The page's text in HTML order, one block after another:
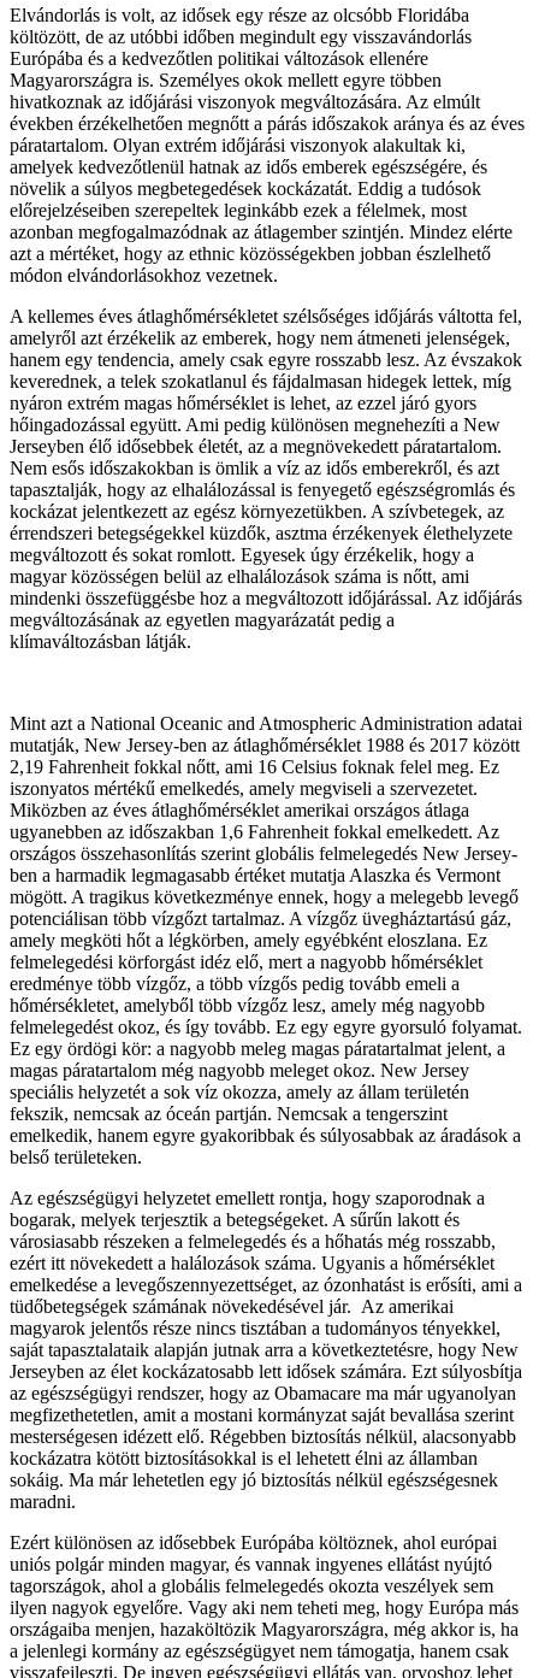
Elvándorlás is volt, az idősek egy része az olcsóbb Floridába
költözött, de az utóbbi időben megindult egy visszavándorlás
Európába és a kedvezőtlen politikai változások ellenére
Magyarországra is. Személyes okok mellett egyre többen
hivatkoznak az időjárási viszonyok megváltozására. Az elmúlt
években érzékelhetően megnőtt a párás időszakok aránya és az éves
páratartalom. Olyan extrém időjárási viszonyok alakultak ki,
amelyek kedvezőtlenül hatnak az idős emberek egészségére, és
növelik a súlyos megbetegedések kockázatát. Eddig a tudósok
előrejelzéseiben szerepeltek leginkább ezek a félelmek, most
azonban megfogalmazódnak az átlagember szintjén. Mindez elérte
azt a mértéket, hogy az ethnic közösségekben jobban észlelhető
módon elvándorlásokhoz vezetnek.
A kellemes éves átlaghőmérsékletet szélsőséges időjárás váltotta fel,
amelyről azt érzékelik az emberek, hogy nem átmeneti jelenségek,
hanem egy tendencia, amely csak egyre rosszabb lesz. Az évszakok
keverednek, a telek szokatlanul és fájdalmasan hidegek lettek, míg
nyáron extrém magas hőmérséklet is lehet, az ezzel járó gyors
hőingadozással együtt. Ami pedig különösen megnehezíti a New
Jerseyben élő idősebbek életét, az a megnövekedett páratartalom.
Nem esős időszakokban is ömlik a víz az idős emberekről, és azt
tapasztalják, hogy az elhalálozással is fenyegető egészségromlás és
kockázat jelentkezett az egész környezetükben. A szívbetegek, az
érrendszeri betegségekkel küzdők, asztma érzékenyek élethelyzete
megváltozott és sokat romlott. Egyesek úgy érzékelik, hogy a
magyar közösségen belül az elhalálozások száma is nőtt, ami
mindenki összefüggésbe hoz a megváltozott időjárással. Az időjárás
megváltozásának az egyetlen magyarázatát pedig a
klímaváltozásban látják.
Mint azt a National Oceanic and Atmospheric Administration adatai
mutatják, New Jersey-ben az átlaghőmérséklet 1988 és 2017 között
2,19 Fahrenheit fokkal nőtt, ami 16 Celsius foknak felel meg. Ez
iszonyatos mértékű emelkedés, amely megviseli a szervezetet.
Miközben az éves átlaghőmérséklet amerikai országos átlaga
ugyanebben az időszakban 1,6 Fahrenheit fokkal emelkedett. Az
országos összehasonlítás szerint globális felmelegedés New Jersey-
ben a harmadik legmagasabb értéket mutatja Alaszka és Vermont
mögött. A tragikus következménye ennek, hogy a melegebb levegő
potenciálisan több vízgőzt tartalmaz. A vízgőz üvegháztartású gáz,
amely megköti hőt a légkörben, amely egyébként eloszlana. Ez
felmelegedési körforgást idéz elő, mert a nagyobb hőmérséklet
eredménye több vízgőz, a több vízgős pedig tovább emeli a
hőmérsékletet, amelyből több vízgőz lesz, amely még nagyobb
felmelegedést okoz, és így tovább. Ez egy egyre gyorsuló folyamat.
Ez egy ördögi kör: a nagyobb meleg magas páratartalmat jelent, a
magas páratartalom még nagyobb meleget okoz. New Jersey
speciális helyzetét a sok víz okozza, amely az állam területén
fekszik, nemcsak az óceán partján. Nemcsak a tengerszint
emelkedik, hanem egyre gyakoribbak és súlyosabbak az áradások a
belső területeken.
Az egészségügyi helyzetet emellett rontja, hogy szaporodnak a
bogarak, melyek terjesztik a betegségeket. A sűrűn lakott és
városiasabb részeken a felmelegedés és a hőhatás még rosszabb,
ezért itt növekedett a halálozások száma. Ugyanis a hőmérséklet
emelkedése a levegőszennyezettséget, az ózonhatást is erősíti, ami a
tüdőbetegségek számának növekedésével jár. Az amerikai
magyarok jelentős része nincs tisztában a tudományos tényekkel,
saját tapasztalataik alapján jutnak arra a következtetésre, hogy New
Jerseyben az élet kockázatosabb lett idősek számára. Ezt súlyosbítja
az egészségügyi rendszer, hogy az Obamacare ma már ugyanolyan
megfizethetetlen, amit a mostani kormányzat saját bevallása szerint
mesterségesen idézett elő. Régebben biztosítás nélkül, alacsonyabb
kockázatra kötött biztosításokkal is el lehetett élni az államban
sokáig. Ma már lehetetlen egy jó biztosítás nélkül egészségesnek
maradni.
Ezért különösen az idősebbek Európába költöznek, ahol európai
uniós polgár minden magyar, és vannak ingyenes ellátást nyújtó
tagországok, ahol a globális felmelegedés okozta veszélyek sem
ilyen nagyok egyelőre. Vagy aki nem teheti meg, hogy Európa más
országaiba menjen, hazaköltözik Magyarországra, még akkor is, ha
a jelenlegi kormány az egészségügyet nem támogatja, hanem csak
visszafejleszti. De ingyen egészségügyi ellátás van, orvoshoz lehet